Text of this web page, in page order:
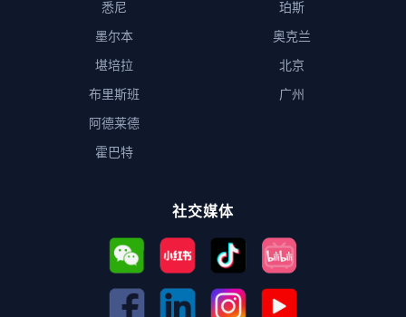
悉尼
墨尔本
堪培拉
布里斯班
阿德莱德
霍巴特
珀斯
奥克兰
北京
广州
社交媒体